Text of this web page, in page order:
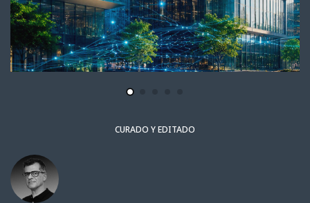
CURADO Y EDITADO